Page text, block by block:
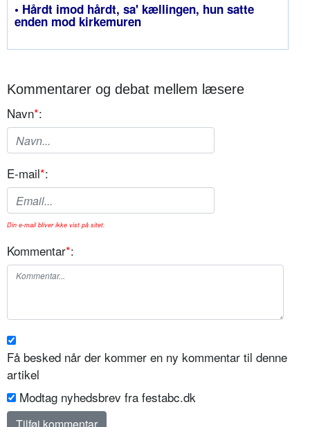
• Hårdt imod hårdt, sa' kællingen, hun satte
enden mod kirkemuren
Kommentarer og debat mellem læsere
Navn*:
E-mail*:
Din e-mail bliver ikke vist på sitet.
Kommentar*:
Få besked når der kommer en ny kommentar til denne
artikel
Modtag nyhedsbrev fra festabc.dk